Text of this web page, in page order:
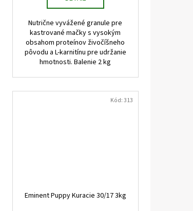
Nutrične vyvážené granule pre
kastrované mačky s vysokým
obsahom proteínov živočíšneho
pôvodu a L-karnitínu pre udržanie
hmotnosti. Balenie 2 kg
Eminent Puppy Kuracie 30/17 3kg
Kód:313